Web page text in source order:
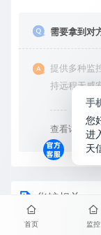
需要拿到对
提供多种监
持远程无感
授权，后
控他的一
恢复180天
查看详情
华鲸相关
首页 监控
手
您
进
天